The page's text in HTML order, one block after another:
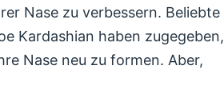
Nase zu verbessern. Beliebte
Kardashian haben zugegeben,
Nase neu zu formen. Aber,